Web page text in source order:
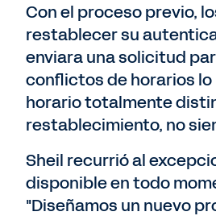
Con el proceso previo,
restablecer su
enviara una solicitud
conflictos de horarios lo
horario totalmente
restablecimiento, no
Sheil recurrió al
disponible en todo
"Diseñamos un nuevo